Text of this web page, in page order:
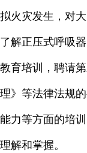
拟火灾发生，对
了解正压式呼吸
教育培训，聘请
理》等法律法规
能力等方面的培
理解和掌握。